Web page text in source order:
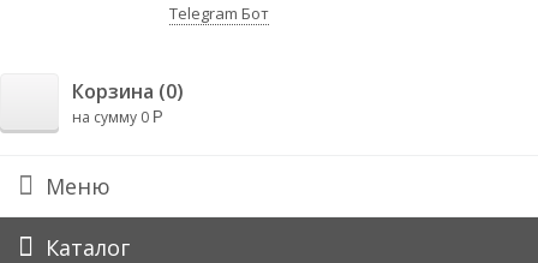
Telegram Бот
Корзина (0)
на сумму 0 Р
Меню
Каталог